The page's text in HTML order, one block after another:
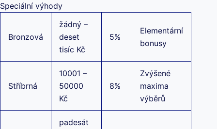
Speciální výhody
Bronzová
žádný –
deset
tisíc Kč
5%
Elementární
bonusy
Stříbrná
10001 –
50000
Kč
8%
Zvýšené
maxima
výběrů
padesát